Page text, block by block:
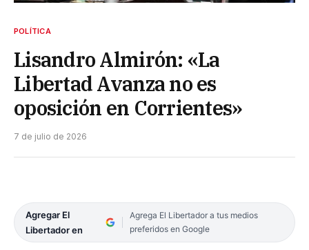
POLÍTICA
Lisandro Almirón: «La
Libertad Avanza no es
oposición en Corrientes»
7 de julio de 2026
Agregar El
Libertador en
Agrega El Libertador a tus medios
preferidos en Google